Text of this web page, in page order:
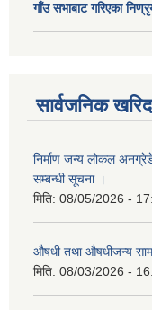
गाँउ सभाबाट गरिएका
सार्वजनिक
निर्माण जन्य लोकल
सम्बन्धी सूचना ।
मिति: 08/05/2026 -
औषधी तथा औषधीजन्य
मिति: 08/03/2026 -